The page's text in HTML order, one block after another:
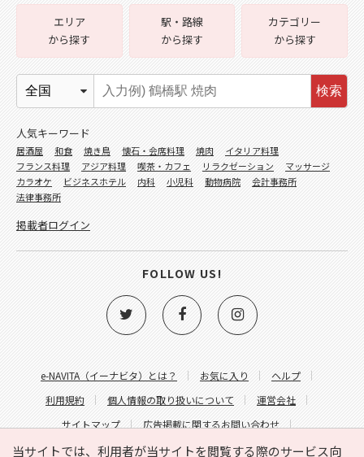
当サイトでは、利用者が当サイトを閲覧する際のサービス向
e-NAVITA（イーナビタ）とは？ お気に入り
ヘルプ
利用規約
個人情報の取り扱いについて
運営会社
サイトマップ
広告掲載に関するお問い合わせ
サイトの内容に関するお問い合わせ
エリア
から探す
駅・路線
から探す
カテゴリー
から探す
検索
人気キーワード
居酒屋 和食 焼き鳥 懐石・会席料理 焼肉
イタリア料理
フランス料理
アジア料理 喫茶・カフェ リラクゼーション
マッサージ
カラオケ
ビジネスホテル 内科 小児科 動物病院
会計事務所
法律事務所
掲載者ログイン
FOLLOW US!